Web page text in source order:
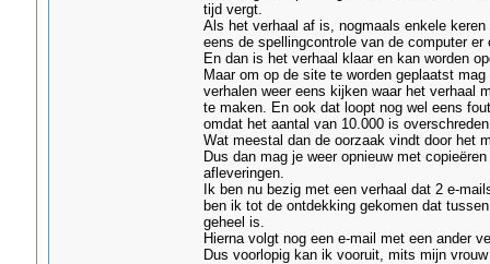
tijd vergt.
Als het verhaal af is, nogmaals enkele
eens de spellingcontrole van de computer er
En dan is het verhaal klaar en kan worden
Maar om op de site te worden geplaatst
verhalen weer eens kijken waar het verhaal
te maken. En ook dat loopt nog wel eens
omdat het aantal van 10.000 is
Wat meestal dan de oorzaak vindt door het
Dus dan mag je weer opnieuw met
afleveringen.
Ik ben nu bezig met een verhaal dat 2 e-
ben ik tot de ontdekking gekomen dat
geheel is.
Hierna volgt nog een e-mail met een ander
Dus voorlopig kan ik vooruit, mits mijn